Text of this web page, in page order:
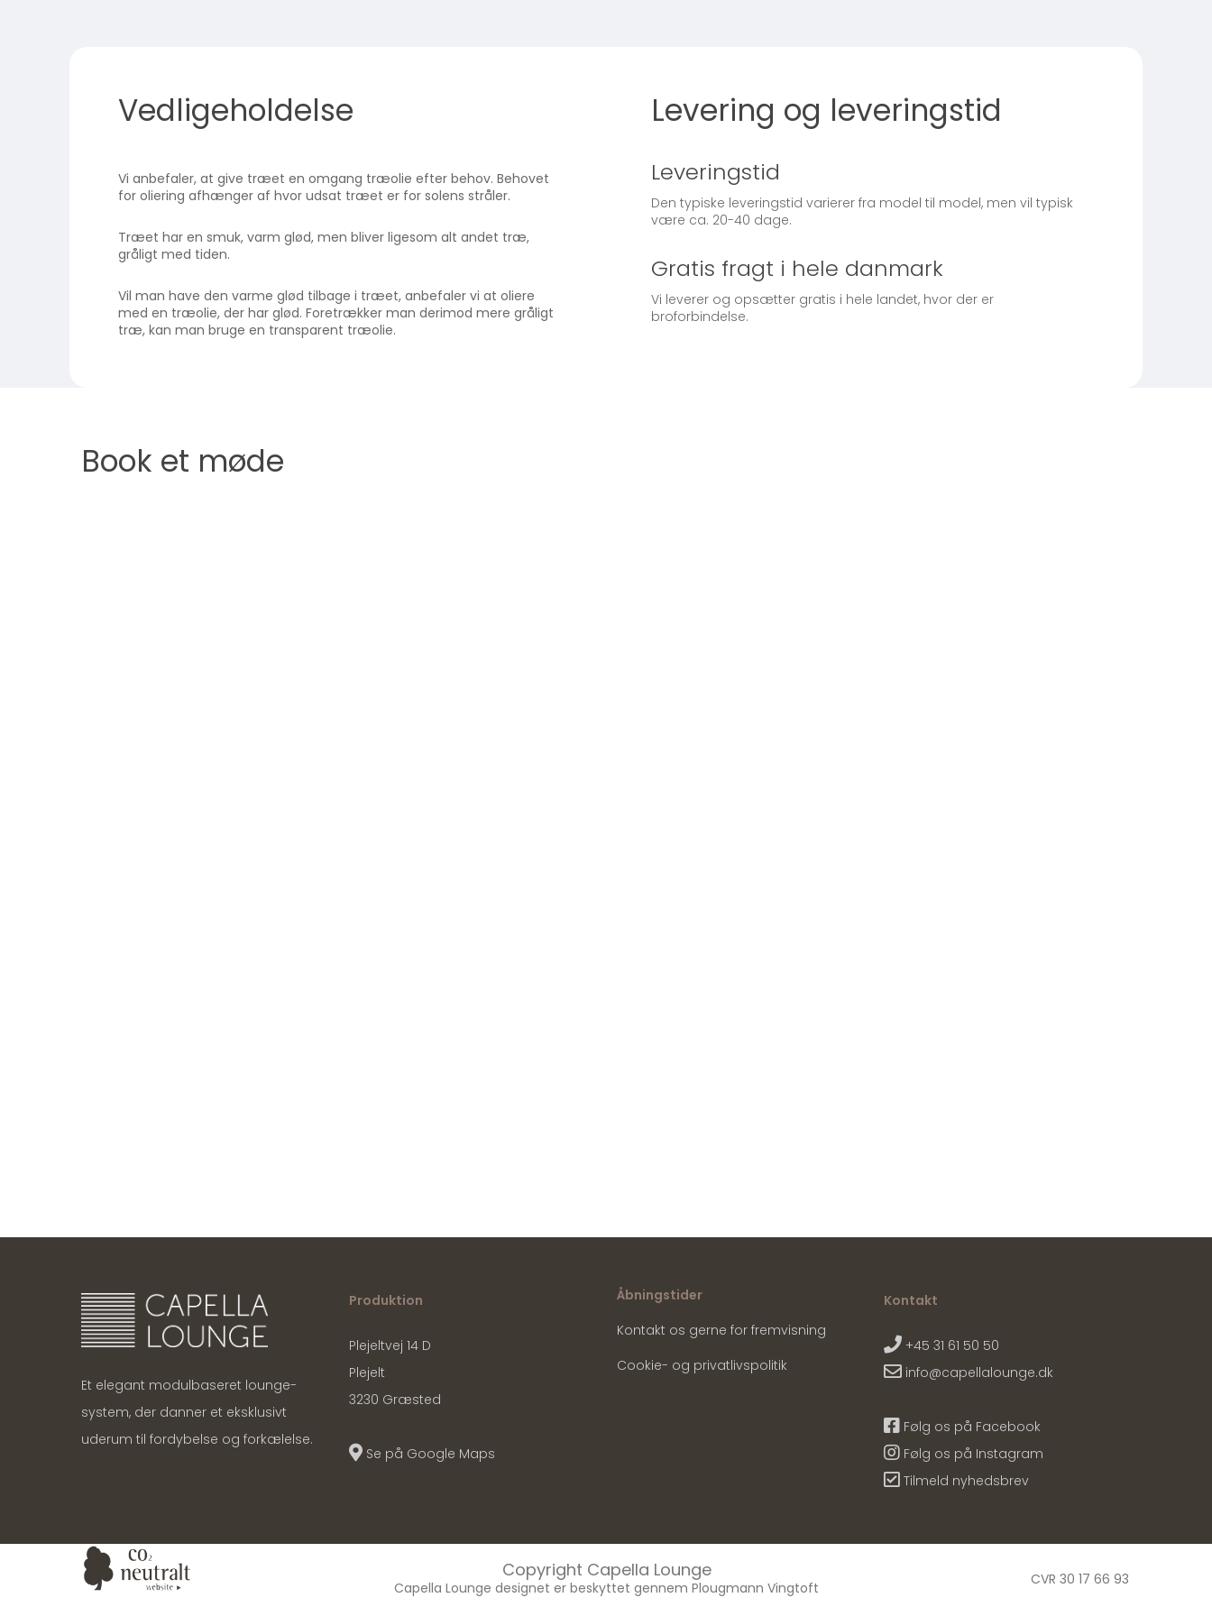
Vedligeholdelse
Vi anbefaler, at give træet en omgang træolie efter behov. Behovet
for oliering afhænger af hvor udsat træet er for solens stråler.
Træet har en smuk, varm glød, men bliver ligesom alt andet træ,
gråligt med tiden.
Vil man have den varme glød tilbage i træet, anbefaler vi at oliere
med en træolie, der har glød. Foretrækker man derimod mere gråligt
træ, kan man bruge en transparent træolie.
Levering og leveringstid
Leveringstid
Den typiske leveringstid varierer fra model til model, men vil typisk
være ca. 20-40 dage.
Gratis fragt i hele danmark
Vi leverer og opsætter gratis i hele landet, hvor der er
broforbindelse.
Book et møde
Et elegant modulbaseret lounge-
system, der danner et eksklusivt
uderum til fordybelse og forkælelse.
Produktion
Plejeltvej 14 D
Plejelt
3230 Græsted
Se på Google Maps
Åbningstider
Kontakt os gerne for fremvisning
Cookie- og privatlivspolitik
Kontakt
+45 31 61 50 50
info@capellalounge.dk
Følg os på Facebook
Følg os på Instagram
Tilmeld nyhedsbrev
Copyright Capella Lounge
Capella Lounge designet er beskyttet gennem Plougmann Vingtoft CVR 30 17 66 93